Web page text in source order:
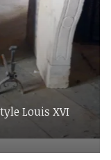
Louis XVI